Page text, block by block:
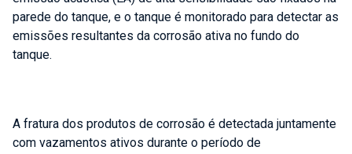
parede do tanque, e o tanque é monitorado para detectar as
emissões resultantes da corrosão ativa no fundo do
tanque.
A fratura dos produtos de corrosão é detectada juntamente
com vazamentos ativos durante o período de